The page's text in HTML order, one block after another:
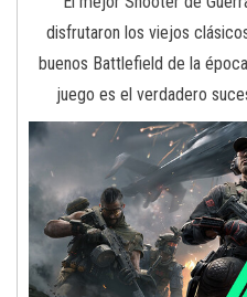
disfrutaron los viejos
buenos Battlefield de la
juego es el verdadero